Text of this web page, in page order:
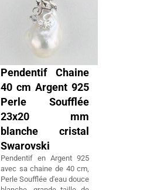
Pendentif Chaine
40 cm Argent 925
Perle Soufflée
23x20 mm
blanche cristal
Swarovski
Pendentif en Argent 925
avec sa chaine de 40 cm,
Perle Soufflée d'eau douce